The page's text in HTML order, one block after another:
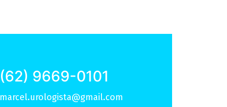
(62) 9669-0101
marcel.urologista@gmail.com